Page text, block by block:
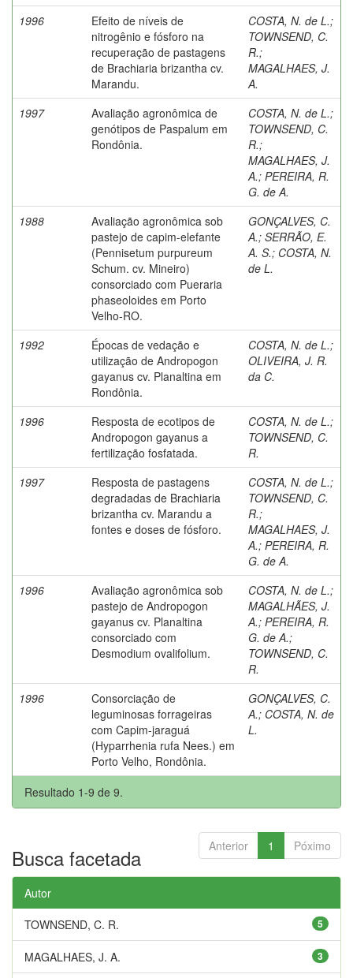
1996
Efeito de níveis de
nitrogênio e fósforo na
recuperação de pastagens
de Brachiaria brizantha cv.
Marandu.
COSTA, N. de L.;
TOWNSEND, C.
R.;
MAGALHAES, J.
A.
1997
Avaliação agronômica de
genótipos de Paspalum em
Rondônia.
COSTA, N. de L.;
TOWNSEND, C.
R.;
MAGALHAES, J.
A.; PEREIRA, R.
G. de A.
1988
Avaliação agronômica sob
pastejo de capim-elefante
(Pennisetum purpureum
Schum. cv. Mineiro)
consorciado com Pueraria
phaseoloides em Porto
Velho-RO.
GONÇALVES, C.
A.; SERRÃO, E.
A. S.; COSTA, N.
de L.
1992
Épocas de vedação e
utilização de Andropogon
gayanus cv. Planaltina em
Rondônia.
COSTA, N. de L.;
OLIVEIRA, J. R.
da C.
1996
Resposta de ecotipos de
Andropogon gayanus a
fertilização fosfatada.
COSTA, N. de L.;
TOWNSEND, C.
R.
1997
Resposta de pastagens
degradadas de Brachiaria
brizantha cv. Marandu a
fontes e doses de fósforo.
COSTA, N. de L.;
TOWNSEND, C.
R.;
MAGALHAES, J.
A.; PEREIRA, R.
G. de A.
1996
Avaliação agronômica sob
pastejo de Andropogon
gayanus cv. Planaltina
consorciado com
Desmodium ovalifolium.
COSTA, N. de L.;
MAGALHÃES, J.
A.; PEREIRA, R.
G. de A.;
TOWNSEND, C.
R.
1996
Consorciação de
leguminosas forrageiras
com Capim-jaraguá
(Hyparrhenia rufa Nees.) em
Porto Velho, Rondônia.
GONÇALVES, C.
A.; COSTA, N. de
L.
Resultado 1-9 de 9.
Anterior 1 Póximo
Busca facetada
Autor
5
TOWNSEND, C. R.
3
MAGALHAES, J. A.